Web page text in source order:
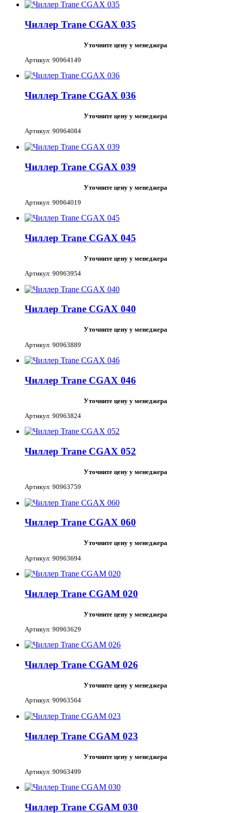
Чиллер Trane CGAX 035
Уточните цену у менеджера
Артикул: 90964149
Чиллер Trane CGAX 036
Уточните цену у менеджера
Артикул: 90964084
Чиллер Trane CGAX 039
Уточните цену у менеджера
Артикул: 90964019
Чиллер Trane CGAX 045
Уточните цену у менеджера
Артикул: 90963954
Чиллер Trane CGAX 040
Уточните цену у менеджера
Артикул: 90963889
Чиллер Trane CGAX 046
Уточните цену у менеджера
Артикул: 90963824
Чиллер Trane CGAX 052
Уточните цену у менеджера
Артикул: 90963759
Чиллер Trane CGAX 060
Уточните цену у менеджера
Артикул: 90963694
Чиллер Trane CGAM 020
Уточните цену у менеджера
Артикул: 90963629
Чиллер Trane CGAM 026
Уточните цену у менеджера
Артикул: 90963564
Чиллер Trane CGAM 023
Уточните цену у менеджера
Артикул: 90963499
Чиллер Trane CGAM 030